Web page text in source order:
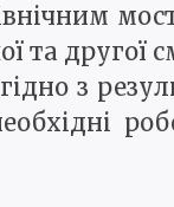
та другої
з